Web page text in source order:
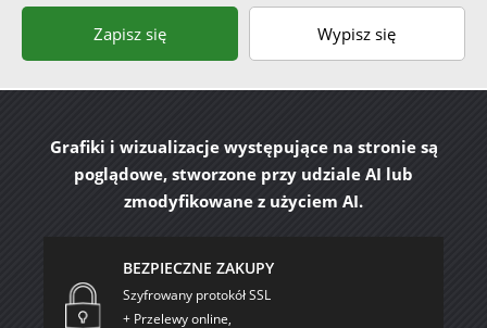
Zapisz się Wypisz się
Grafiki i wizualizacje występujące na stronie są
poglądowe, stworzone przy udziale AI lub
zmodyfikowane z użyciem AI.
BEZPIECZNE ZAKUPY
Szyfrowany protokół SSL
+ Przelewy online,